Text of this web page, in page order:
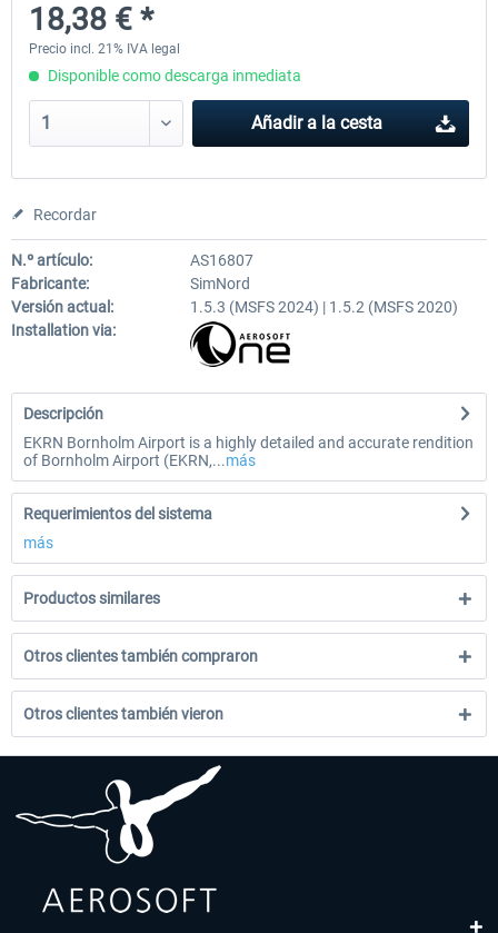
25,37 € *
18,38 € *
Precio incl. 21% IVA legal
Disponible como descarga inmediata
Añadir a la cesta
Recordar
N.º artículo:
AS16807
Fabricante:
SimNord
Versión actual:
1.5.3 (MSFS 2024) | 1.5.2 (MSFS 2020)
Installation via:
Descripción
EKRN Bornholm Airport is a highly detailed and accurate rendition
of Bornholm Airport (EKRN,...más
Requerimientos del sistema
más
Productos similares
Otros clientes también compraron
Otros clientes también vieron